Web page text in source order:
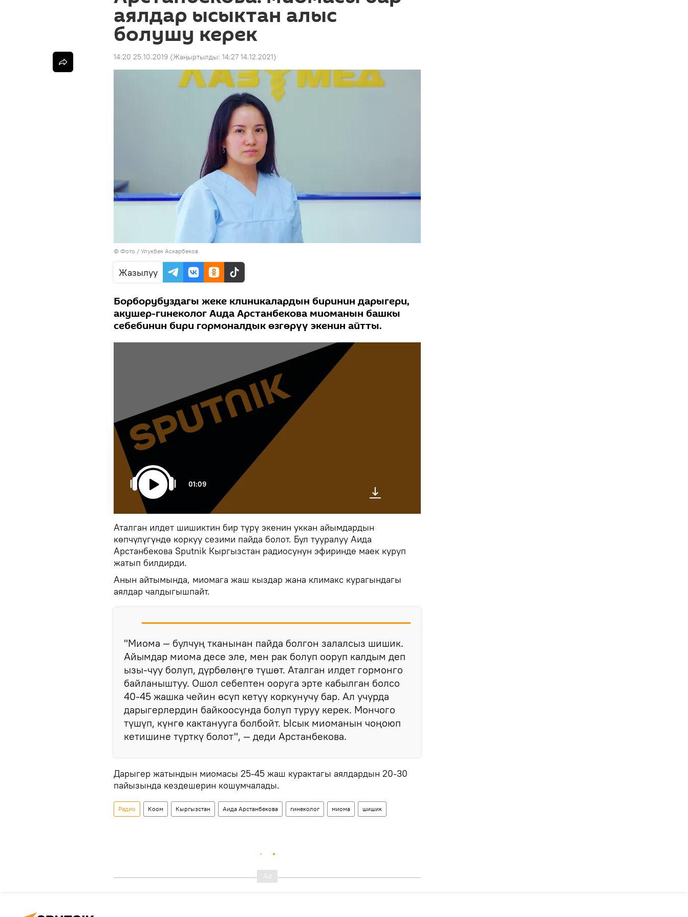
аялдар ысыктан алыс
болушу керек
14:20 25.10.2019 (Жаңыртылды: 14:27 14.12.2021)
© Фото / Улукбек Аскарбеков
Жазылуу
Борборубуздагы жеке клиникалардын биринин дарыгери,
акушер-гинеколог Аида Арстанбекова миоманын башкы
себебинин бири гормоналдык өзгөрүү экенин айтты.
01:09
Аталган илдет шишиктин бир түрү экенин уккан айымдардын
көпчүлүгүндө коркуу сезими пайда болот. Бул тууралуу Аида
Арстанбекова Sputnik Кыргызстан радиосунун эфиринде маек куруп
жатып билдирди.
Анын айтымында, миомага жаш кыздар жана климакс курагындагы
аялдар чалдыгышпайт.
"Миома — булчуң тканынан пайда болгон залалсыз шишик.
Айымдар миома десе эле, мен рак болуп ооруп калдым деп
ызы-чуу болуп, дүрбөлөңгө түшөт. Аталган илдет гормонго
байланыштуу. Ошол себептен ооруга эрте кабылган болсо
40-45 жашка чейин өсүп кетүү коркунучу бар. Ал учурда
дарыгерлердин байкоосунда болуп туруу керек. Мончого
түшүп, күнгө кактанууга болбойт. Ысык миоманын чоңоюп
кетишине түрткү болот", — деди Арстанбекова.
Дарыгер жатындын миомасы 25-45 жаш курактагы аялдардын 20-30
пайызында кездешерин кошумчалады.
Радио Коом Кыргызстан Аида Арстанбекова гинеколог миома шишик